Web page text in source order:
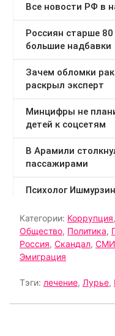
Категории: Коррупция,
Общество, Политика,
Россия, Скандал, СМИ
Эмиграция
Тэги: лечение, Лурье,